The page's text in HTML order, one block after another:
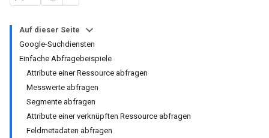
Auf dieser Seite
Google-Suchdiensten
Einfache Abfragebeispiele
Attribute einer Ressource abfragen
Messwerte abfragen
Segmente abfragen
Attribute einer verknüpften Ressource abfragen
Feldmetadaten abfragen